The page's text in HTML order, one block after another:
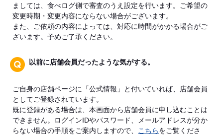
ましては、食べログ側で審査のうえ設定を行います。ご希望の
変更時期・変更内容にならない場合がございます。
また、ご依頼の内容によっては、対応に時間がかかる場合がご
ざいます。予めご了承ください。
以前に店舗会員だったような気がする。
ご自身の店舗ページに「公式情報」と付いていれば、店舗会員
としてご登録されています。
既に登録がある場合は、本画面から店舗会員に申し込むことは
できません。ログインIDやパスワード、メールアドレスが分か
らない場合の手順をご案内しますので、
こちらをご覧くださ